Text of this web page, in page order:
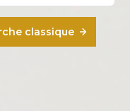
classique